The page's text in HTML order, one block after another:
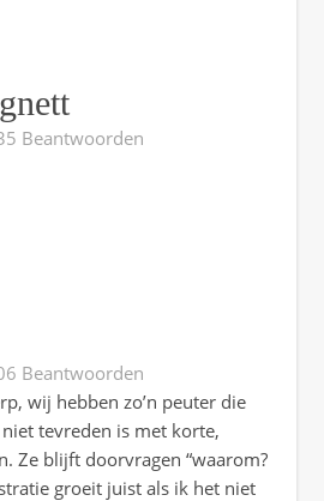
Beantwoorden
Beantwoorden
wij hebben zo’n peuter die
tevreden is met korte,
Ze blijft doorvragen “waarom?
groeit juist als ik het niet